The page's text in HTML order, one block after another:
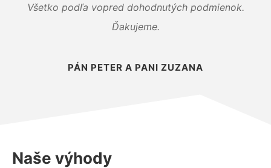
Všetko podľa vopred dohodnutých podmienok.
Ďakujeme.
PÁN PETER A PANI ZUZANA
Naše výhody